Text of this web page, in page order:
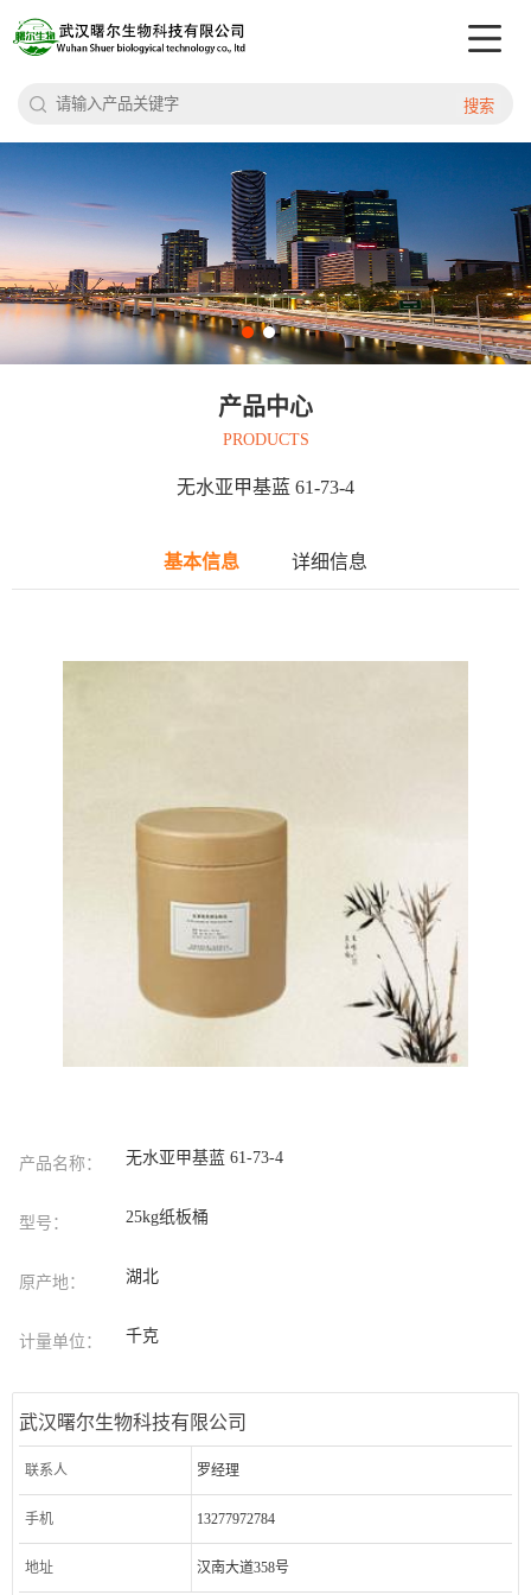
搜索
产品中心
PRODUCTS
无水亚甲基蓝 61-73-4
基本信息 详细信息
产品名称： 无水亚甲基蓝 61-73-4
型号： 25kg纸板桶
原产地： 湖北
计量单位： 千克
武汉曙尔生物科技有限公司
联系人 罗经理
手机 13277972784
地址 汉南大道358号